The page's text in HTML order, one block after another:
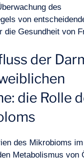
des
von
die Gesundheit von
der
die Rolle
des Mikrobioms
Metabolismus von